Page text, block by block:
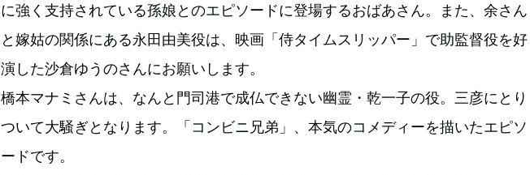
に強く支持されている孫娘とのエピソードに登場するおばあさん。また、余さん
と嫁姑の関係にある永田由美役は、映画「侍タイムスリッパー」で助監督役を好
演した沙倉ゆうのさんにお願いします。
橋本マナミさんは、なんと門司港で成仏できない幽霊・乾一子の役。三彦にとり
ついて大騒ぎとなります。「コンビニ兄弟」、本気のコメディーを描いたエピソ
ードです。